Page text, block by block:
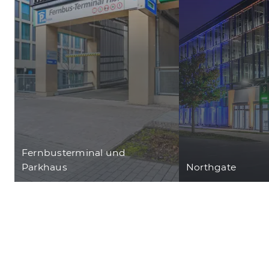
Fernbusterminal und
Parkhaus
Northgate